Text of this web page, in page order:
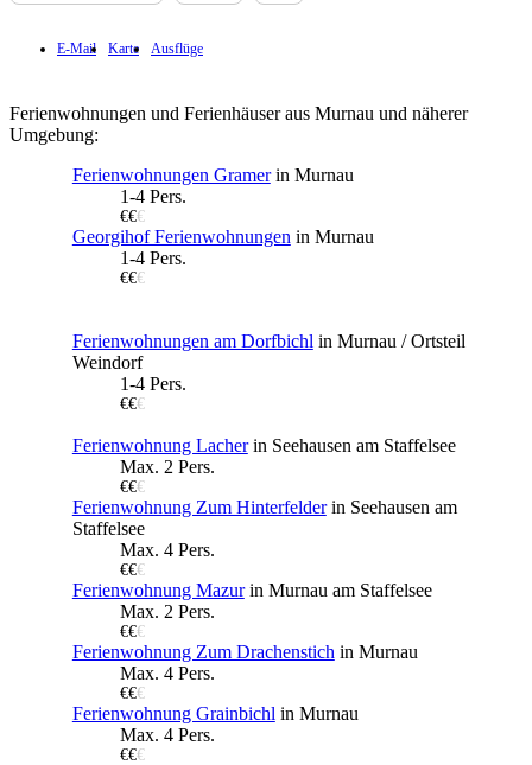
E-Mail Karte Ausflüge
Ferienwohnungen und Ferienhäuser aus Murnau und näherer
Umgebung:
Ferienwohnungen Gramerin Murnau
1-4 Pers.
€€€
Georgihof Ferienwohnungen in Murnau
1-4 Pers.
€€€
Ferienwohnungen am Dorfbichl in Murnau / Ortsteil
Weindorf
1-4 Pers.
€€€
Ferienwohnung Lacherin Seehausen am Staffelsee
Max. 2 Pers.
€€€
Ferienwohnung Zum Hinterfelderin Seehausen am
Staffelsee
Max. 4 Pers.
€€€
Ferienwohnung Mazurin Murnau am Staffelsee
Max. 2 Pers.
€€€
Ferienwohnung Zum Drachenstich in Murnau
Max. 4 Pers.
€€€
Ferienwohnung Grainbichl in Murnau
Max. 4 Pers.
€€€